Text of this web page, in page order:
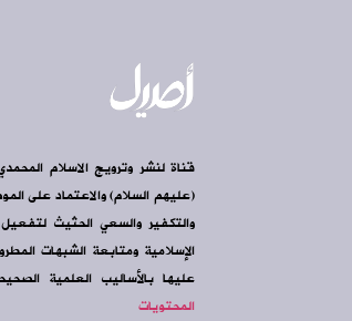
قناة لنشر وترويج الاسلام
(عليهم السلام) والاعتماد على
والتكفير والسعي الحثيث
الإسلامية ومتابعة الشبهات
عليها بالأساليب العلمية
المحتويات